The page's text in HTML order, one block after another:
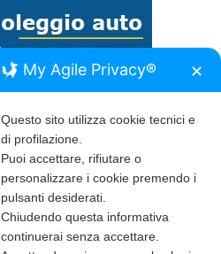
My Agile Privacy® ✕
Questo sito utilizza cookie tecnici e
di profilazione.
Puoi accettare, rifiutare o
personalizzare i cookie premendo i
pulsanti desiderati.
Chiudendo questa informativa
continuerai senza accettare.